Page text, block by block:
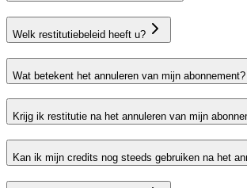
Welk restitutiebeleid heeft u?
Wat betekent het annuleren van mijn abonnement?
Krijg ik restitutie na het annuleren van mijn
Kan ik mijn credits nog steeds gebruiken na het